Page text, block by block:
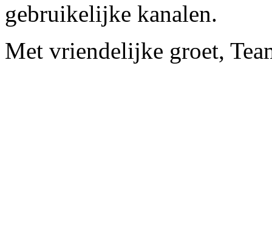
gebruikelijke kanalen.
Met vriendelijke groet,